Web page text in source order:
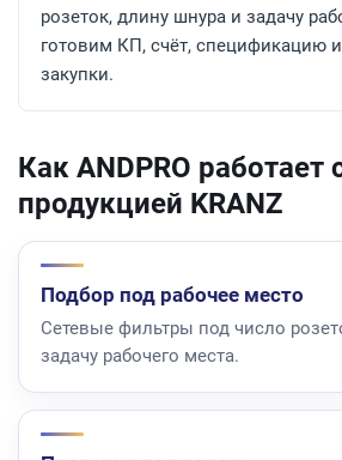
розеток, длину шнура и задачу
готовим КП, счёт, спецификацию
закупки.
Как ANDPRO работает
продукцией KRANZ
Подбор под рабочее место
Сетевые фильтры под число
задачу рабочего места.